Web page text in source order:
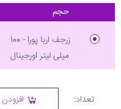
حجم
زرجف اربا پورا - 100
میلی لیتر اورجینال
تعداد: